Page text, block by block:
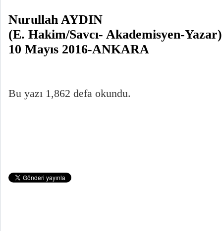
Nurullah AYDIN
(E. Hakim/Savcı- Akademisyen-Yazar)
10 Mayıs 2016-ANKARA
Bu yazı 1,862 defa okundu.